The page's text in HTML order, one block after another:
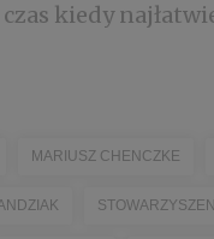
kiedy
MARIUSZ CHENCZKE